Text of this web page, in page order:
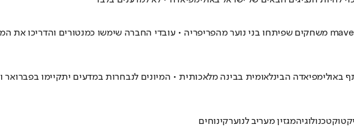
הבינלאומית בבינה מלאכותית • המיונים לנבחרות במדעים יתקיימו בפברואר
טכנולוגיהמגזין מעריב לנוערקינוחים